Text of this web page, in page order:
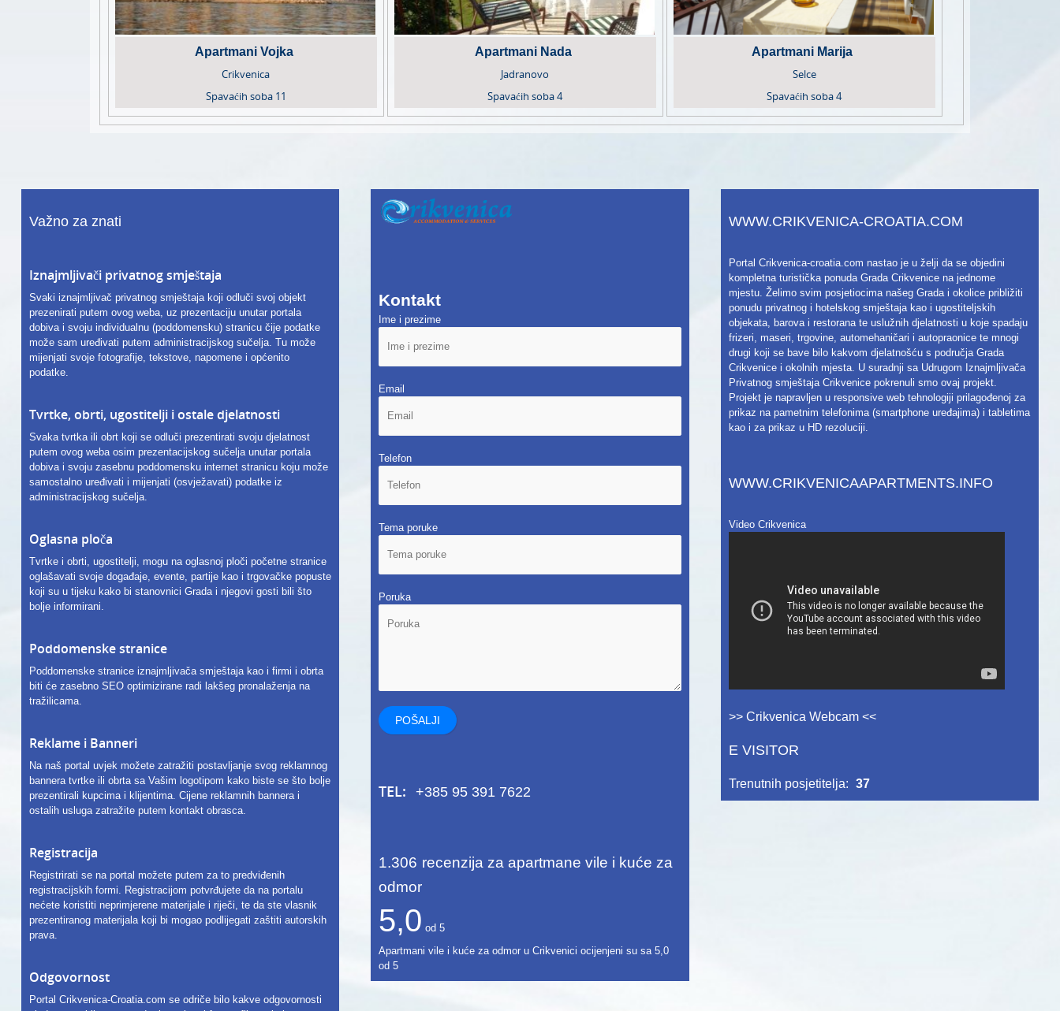
Apartmani Vojka
Crikvenica
Spavaćih soba 11
Apartmani Nada
Jadranovo
Spavaćih soba4
Apartmani Marija
Selce
Spavaćih soba4
Važno za znati
Iznajmljivači privatnog smještaja
Svaki iznajmljivač privatnog smještaja koji odluči svoj objekt
prezenirati putem ovog weba, uz prezentaciju unutar portala
dobiva i svoju individualnu (poddomensku) stranicu čije podatke
može sam uređivati putem administracijskog sučelja. Tu može
mijenjati svoje fotografije, tekstove, napomene i općenito
podatke.
Tvrtke, obrti, ugostitelji i ostale djelatnosti
Svaka tvrtka ili obrt koji se odluči prezentirati svoju djelatnost
putem ovog weba osim prezentacijskog sučelja unutar portala
dobiva i svoju zasebnu poddomensku internet stranicu koju može
samostalno uređivati i mijenjati (osvježavati) podatke iz
administracijskog sučelja.
Oglasna ploča
Tvrtke i obrti, ugostitelji, mogu na oglasnoj ploči početne stranice
oglašavati svoje događaje, evente, partije kao i trgovačke popuste
koji su u tijeku kako bi stanovnici Grada i njegovi gosti bili što
bolje informirani.
Poddomenske stranice
Poddomenske stranice iznajmljivača smještaja kao i firmi i obrta
biti će zasebno SEO optimizirane radi lakšeg pronalaženja na
tražilicama.
Reklame i Banneri
Na naš portal uvjek možete zatražiti postavljanje svog reklamnog
bannera tvrtke ili obrta sa Vašim logotipom kako biste se što bolje
prezentirali kupcima i klijentima. Cijene reklamnih bannera i
ostalih usluga zatražite putem kontakt obrasca.
Registracija
Registrirati se na portal možete putem za to predviđenih
registracijskih formi. Registracijom potvrđujete da na portalu
nećete koristiti neprimjerene materijale i riječi, te da ste vlasnik
prezentiranog materijala koji bi mogao podlijegati zaštiti autorskih
prava.
Odgovornost
Portal Crikvenica-Croatia.com se odriče bilo kakve odgovornosti
Kontakt
Ime i prezime
Email
Telefon
Tema poruke
Poruka
TEL: +385 95 391 7622
1.306 recenzija za apartmane vile i kuće za
odmor
5,0 od 5
Apartmani vile i kuće za odmor u Crikvenici ocijenjeni su sa5,0
od 5
WWW.CRIKVENICA-CROATIA.COM
Portal Crikvenica-croatia.com nastao je u želji da se objedini
kompletna turistička ponuda Grada Crikvenice na jednome
mjestu. Želimo svim posjetiocima našeg Grada i okolice približiti
ponudu privatnog i hotelskog smještaja kao i ugostiteljskih
objekata, barova i restorana te uslužnih djelatnosti u koje spadaju
frizeri, maseri, trgovine, automehaničari i autopraonice te mnogi
drugi koji se bave bilo kakvom djelatnošću s područja Grada
Crikvenice i okolnih mjesta. U suradnji sa Udrugom Iznajmljivača
Privatnog smještaja Crikvenice pokrenuli smo ovaj projekt.
Projekt je napravljen u responsive web tehnologiji prilagođenoj za
prikaz na pametnim telefonima (smartphone uređajima) i tabletima
kao i za prikaz u HD rezoluciji.
WWW.CRIKVENICAAPARTMENTS.INFO
Video Crikvenica
>> Crikvenica Webcam <<
E VISITOR
Trenutnih posjetitelja: 37